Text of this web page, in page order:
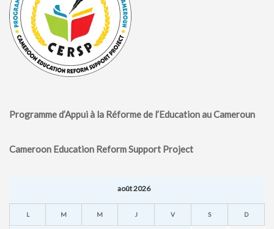
Programme d’Appui à la Réforme de l’Education au Cameroun
Cameroon Education Reform Support Project
août 2026
L M M J V S D